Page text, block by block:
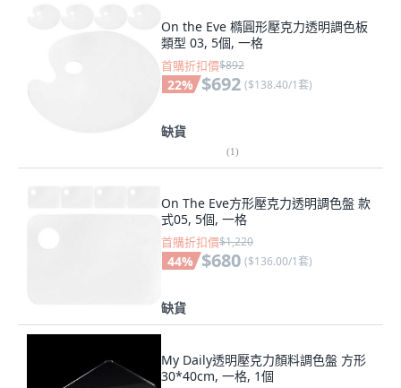
On the Eve 橢圓形壓克力透明調色板
類型 03, 5個, 一格
首購折扣價$892
22% $692 ($138.40/1套)
缺貨
(1)
On The Eve方形壓克力透明調色盤 款
式05, 5個, 一格
首購折扣價$1,220
44% $680 ($136.00/1套)
缺貨
My Daily透明壓克力顏料調色盤 方形
30*40cm, 一格, 1個